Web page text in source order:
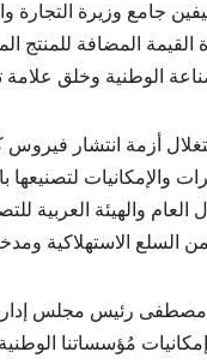
جامع وزيرة التجارة
القيمة المضافة
الوطنية وخلق
أزمة انتشار
والإمكانيات
والهيئة العربية
السلع الاستهلاكية
رئيس مجلس إدارة
مُؤسساتنا